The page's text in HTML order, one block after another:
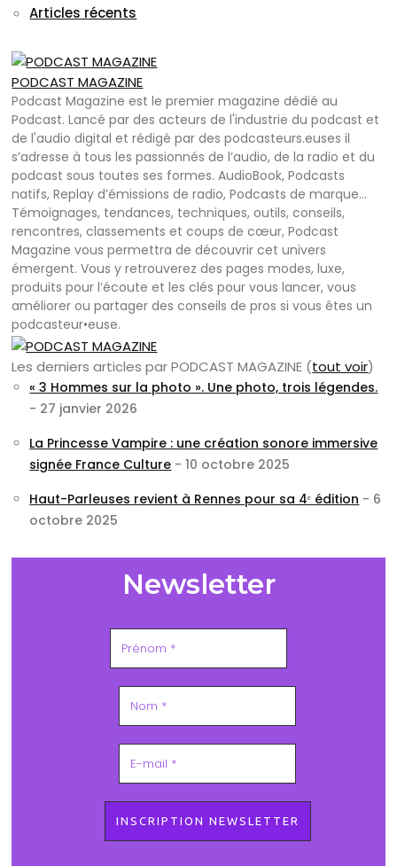
Articles récents
PODCAST MAGAZINE
Podcast Magazine est le premier magazine dédié au
Podcast. Lancé par des acteurs de l'industrie du podcast et
de l'audio digital et rédigé par des podcasteurs.euses il
s’adresse à tous les passionnés de l’audio, de la radio et du
podcast sous toutes ses formes. AudioBook, Podcasts
natifs, Replay d’émissions de radio, Podcasts de marque…
Témoignages, tendances, techniques, outils, conseils,
rencontres, classements et coups de cœur, Podcast
Magazine vous permettra de découvrir cet univers
émergent. Vous y retrouverez des pages modes, luxe,
produits pour l’écoute et les clés pour vous lancer, vous
améliorer ou partager des conseils de pros si vous êtes un
podcasteur•euse.
Les derniers articles par PODCAST MAGAZINE (tout voir)
« 3 Hommes sur la photo ». Une photo, trois légendes.
- 27 janvier 2026
La Princesse Vampire : une création sonore immersive
signée France Culture - 10 octobre 2025
Haut-Parleuses revient à Rennes pour sa 4ᵉ édition - 6
octobre 2025
Newsletter